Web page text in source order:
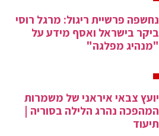
נחשפה פרשיית ריגול: מרגל רוסי
ביקר בישראל ואסף מידע על
"מנהיג מפלגה"
יועץ צבאי איראני של משמרות
המהפכה נהרג הלילה בסוריה |
תיעוד